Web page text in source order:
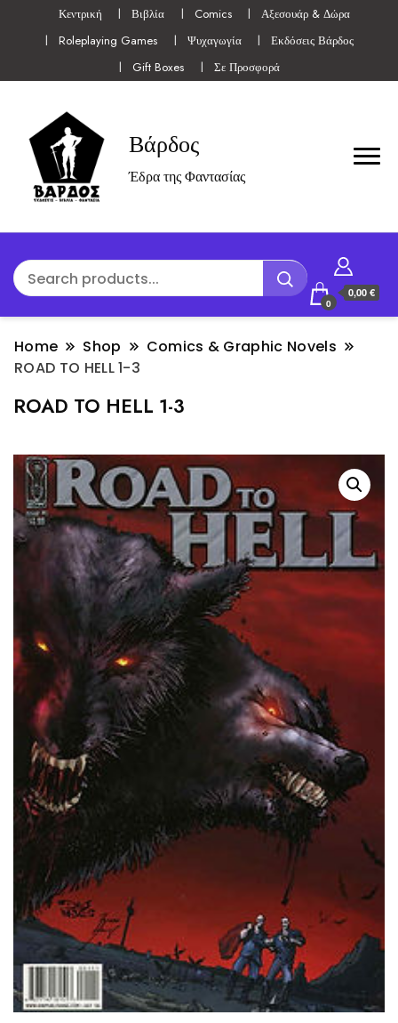
Κεντρική Βιβλία Comics
Αξεσουάρ & Δώρα
Roleplaying Games
Ψυχαγωγία
Εκδόσεις Βάρδος
Gift Boxes
Σε Προσφορά
Βάρδος
Έδρα της Φαντασίας
0
0,00 €
Home Shop
Comics & Graphic Novels
ROAD TO HELL 1-3
ROAD TO HELL 1-3